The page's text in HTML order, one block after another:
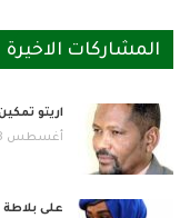
المشاركات الاخيرة
اريتو
أغسطس 8, 2026
على بلاطة